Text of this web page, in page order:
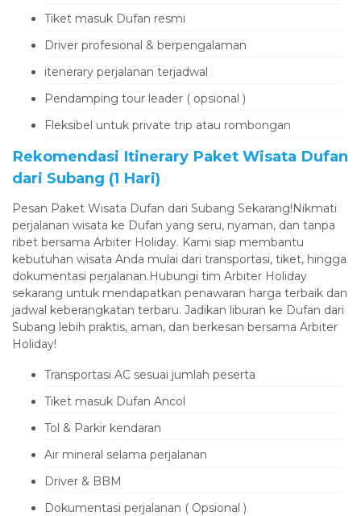
Tiket masuk Dufan resmi
Driver profesional & berpengalaman
itenerary perjalanan terjadwal
Pendamping tour leader ( opsional )
Fleksibel untuk private trip atau rombongan
‎Rekomendasi Itinerary Paket Wisata Dufan
dari Subang (1 Hari)
‎Pesan Paket Wisata Dufan dari Subang Sekarang!‎Nikmati
perjalanan wisata ke Dufan yang seru, nyaman, dan tanpa
ribet bersama Arbiter Holiday. Kami siap membantu
kebutuhan wisata Anda mulai dari transportasi, tiket, hingga
dokumentasi perjalanan.‎Hubungi tim Arbiter Holiday
sekarang untuk mendapatkan penawaran harga terbaik dan
jadwal keberangkatan terbaru. Jadikan liburan ke Dufan dari
Subang lebih praktis, aman, dan berkesan bersama Arbiter
Holiday!
‎Transportasi AC sesuai jumlah peserta
Tiket masuk Dufan Ancol
Tol & Parkir kendaran
Air mineral selama perjalanan
Driver & BBM
Dokumentasi perjalanan ( Opsional )